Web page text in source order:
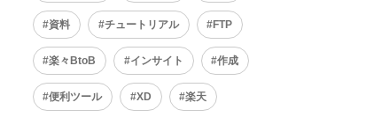
資料 チュートリアル FTP
楽々BtoB インサイト 作成
便利ツール XD 楽天